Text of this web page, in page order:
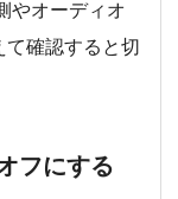
やオーディオ
確認すると切
フにする